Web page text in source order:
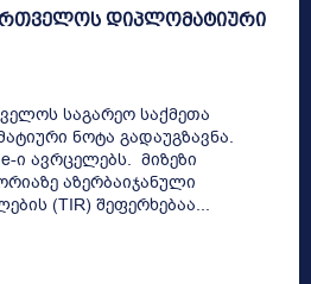
დიპლომატიური
საგარეო საქმეთა
ნოტა გადაუგზავნა.
ი ავრცელებს. მიზეზი
აზერბაიჯანული
(TIR) შეფერხებაა...